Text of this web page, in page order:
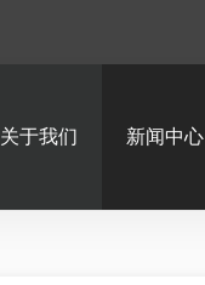
关于我们 新闻中心